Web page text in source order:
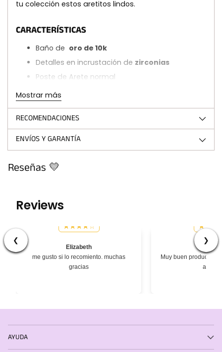
tu colección estos aretitos lindos.
CARACTERÍSTICAS
Baño de oro de 10k
Detalles en incrustación de zirconias
Poste de Arete normal
Precio por par a elegir Verde o Morado
Mostrar más
RECOMENDACIONES
ENVÍOS Y GARANTÍA
Reseñas 💛
Reviews
❮ ❯
Elizabeth
me gusto si lo recomiento. muchas
gracias
Muy buen producto,
AYUDA